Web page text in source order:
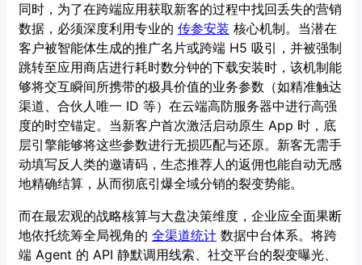
同时，为了在跨端应用获取新客的过程中找回丢失的营销
数据，必须深度利用专业的 传参安装 核心机制。当潜在
客户被智能体生成的推广名片或跨端 H5 吸引，并被强制
跳转至应用商店进行耗时数分钟的下载安装时，该机制能
够将交互瞬间所携带的极具价值的业务参数（如精准触达
渠道、合伙人唯一 ID 等）在云端高防服务器中进行高强
度的时空锚定。当新客户首次激活启动原生 App 时，底
层引擎能够将这些参数进行无损匹配与还原。新客无需手
动填写反人类的邀请码，生态推荐人的返佣也能自动无感
地精确结算，从而彻底引爆全域分销的裂变势能。
而在最宏观的战略核算与大盘决策维度，企业应全面果断
地依托统筹全局视角的 全渠道统计 数据中台体系。将跨
端 Agent 的 API 静默调用线索、社交平台的裂变曝光、